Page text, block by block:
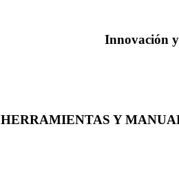
Innovación
HERRAMIENTAS Y